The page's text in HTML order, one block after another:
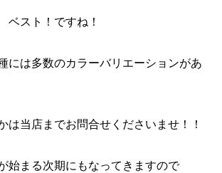
スト！ですね！
には多数のカラーバリエーションがあ
は当店までお問合せくださいませ！！
始まる次期にもなってきますので